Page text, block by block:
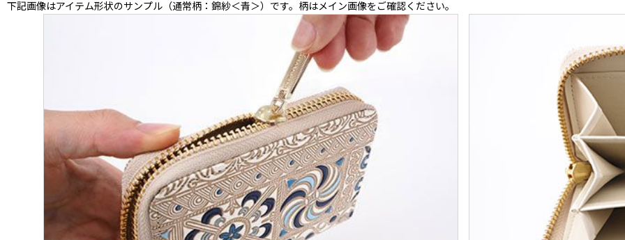
下記画像はアイテム形状のサンプル（通常柄：錦紗＜青＞）です。柄はメイン画像をご確認ください。